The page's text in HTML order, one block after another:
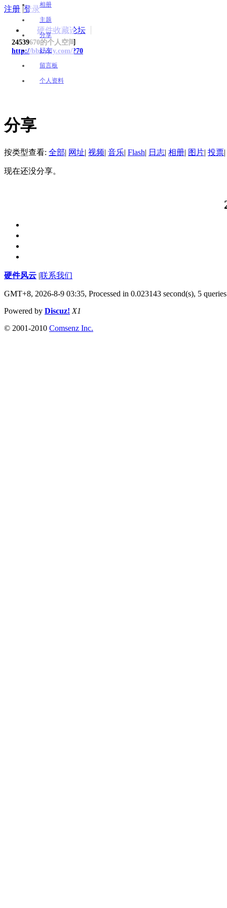
注册 |登录
硬件收藏论坛
24539670的个人空间
http://bbs.yjfy.com/?70
相册
主题
分享
好友
留言板
个人资料
分享
按类型查看: 全部 网址 视频 音乐 Flash 日志 相册 图片 投票
现在还没分享。
硬件风云 联系我们
GMT+8, 2026-8-9 03:35, Processed in 0.023143 second(s), 5 queries
Powered by Discuz! X1
© 2001-2010 Comsenz Inc.